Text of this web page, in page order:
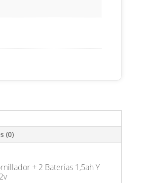
(0)
+ 2 Baterías 1,5ah Y